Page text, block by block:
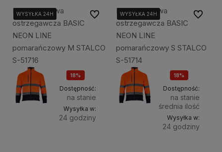
Bluza polarowa
ostrzegawcza BASIC
NEON LINE
pomarańczowy M STALCO
S-51716
18%
OKAZJA
WYSYŁKA 24H
WYSYŁKA 24H
WYSYŁKA 24H
Dostępność:
na stanie
Wysyłka w:
24 godziny
Do ulubionychBluza polarowa
ostrzegawcza BASIC
NEON LINE
pomarańczowy S STALCO
S-51714
18%
OKAZJA
WYSYŁKA 24H
WYSYŁKA 24H
WYSYŁKA 24H
Dostępność:
na stanie
średnia ilość
Wysyłka w:
24 godziny
Do